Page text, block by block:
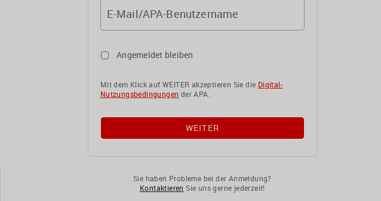
E-Mail/APA-Benutzername
Angemeldet bleiben
Mit dem Klick auf WEITER akzeptieren Sie die Digital-
Nutzungsbedingungen der APA.
Sie haben Probleme bei der Anmeldung?
Kontaktieren Sie uns gerne jederzeit!